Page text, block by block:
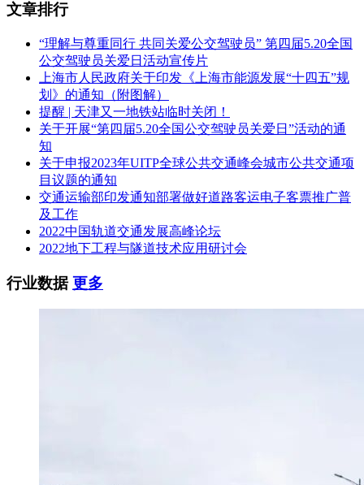
文章排行
“理解与尊重同行 共同关爱公交驾驶员” 第四届5.20全国
公交驾驶员关爱日活动宣传片
上海市人民政府关于印发《上海市能源发展“十四五”规
划》的通知（附图解）
提醒 | 天津又一地铁站临时关闭！
关于开展“第四届5.20全国公交驾驶员关爱日”活动的通
知
关于申报2023年UITP全球公共交通峰会城市公共交通项
目议题的通知
交通运输部印发通知部署做好道路客运电子客票推广普
及工作
2022中国轨道交通发展高峰论坛
2022地下工程与隧道技术应用研讨会
行业数据更多